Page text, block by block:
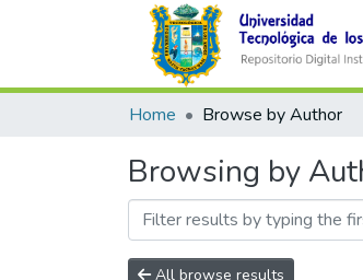
Home Browse by Author
Browsing by
All browse results